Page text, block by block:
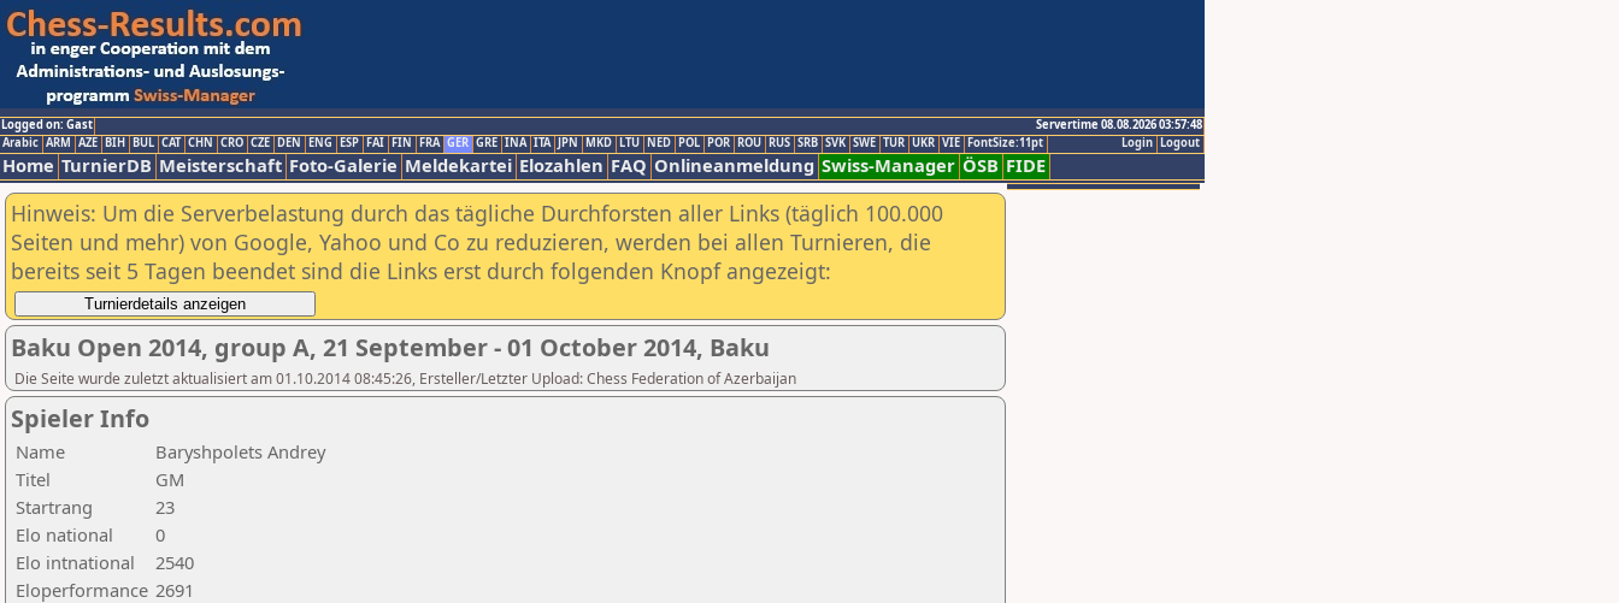
Logged on: Gast
Servertime 08.08.2026 03:57:48
Logout
Login
Arabic ARM AZE BIH BUL CAT CHN CRO CZE DEN ENG ESP FAI FIN FRA GER GRE INA ITA JPN MKD LTU NED POL POR ROU RUS SRB SVK SWE TUR UKR VIE FontSize:11pt
Home TurnierDB Meisterschaft Foto-Galerie Meldekartei Elozahlen FAQ Onlineanmeldung Swiss-Manager ÖSB FIDE
Hinweis: Um die Serverbelastung durch das tägliche Durchforsten aller Links (täglich 100.000
Seiten und mehr) von Google, Yahoo und Co zu reduzieren, werden bei allen Turnieren, die
bereits seit 5 Tagen beendet sind die Links erst durch folgenden Knopf angezeigt:
Baku Open 2014, group A, 21 September - 01 October 2014, Baku
Die Seite wurde zuletzt aktualisiert am 01.10.2014 08:45:26, Ersteller/Letzter Upload: Chess Federation of Azerbaijan
Spieler Info
Name
Baryshpolets Andrey
Titel
GM
Startrang
23
Elo national
0
Elo intnational
2540
Eloperformance 2691